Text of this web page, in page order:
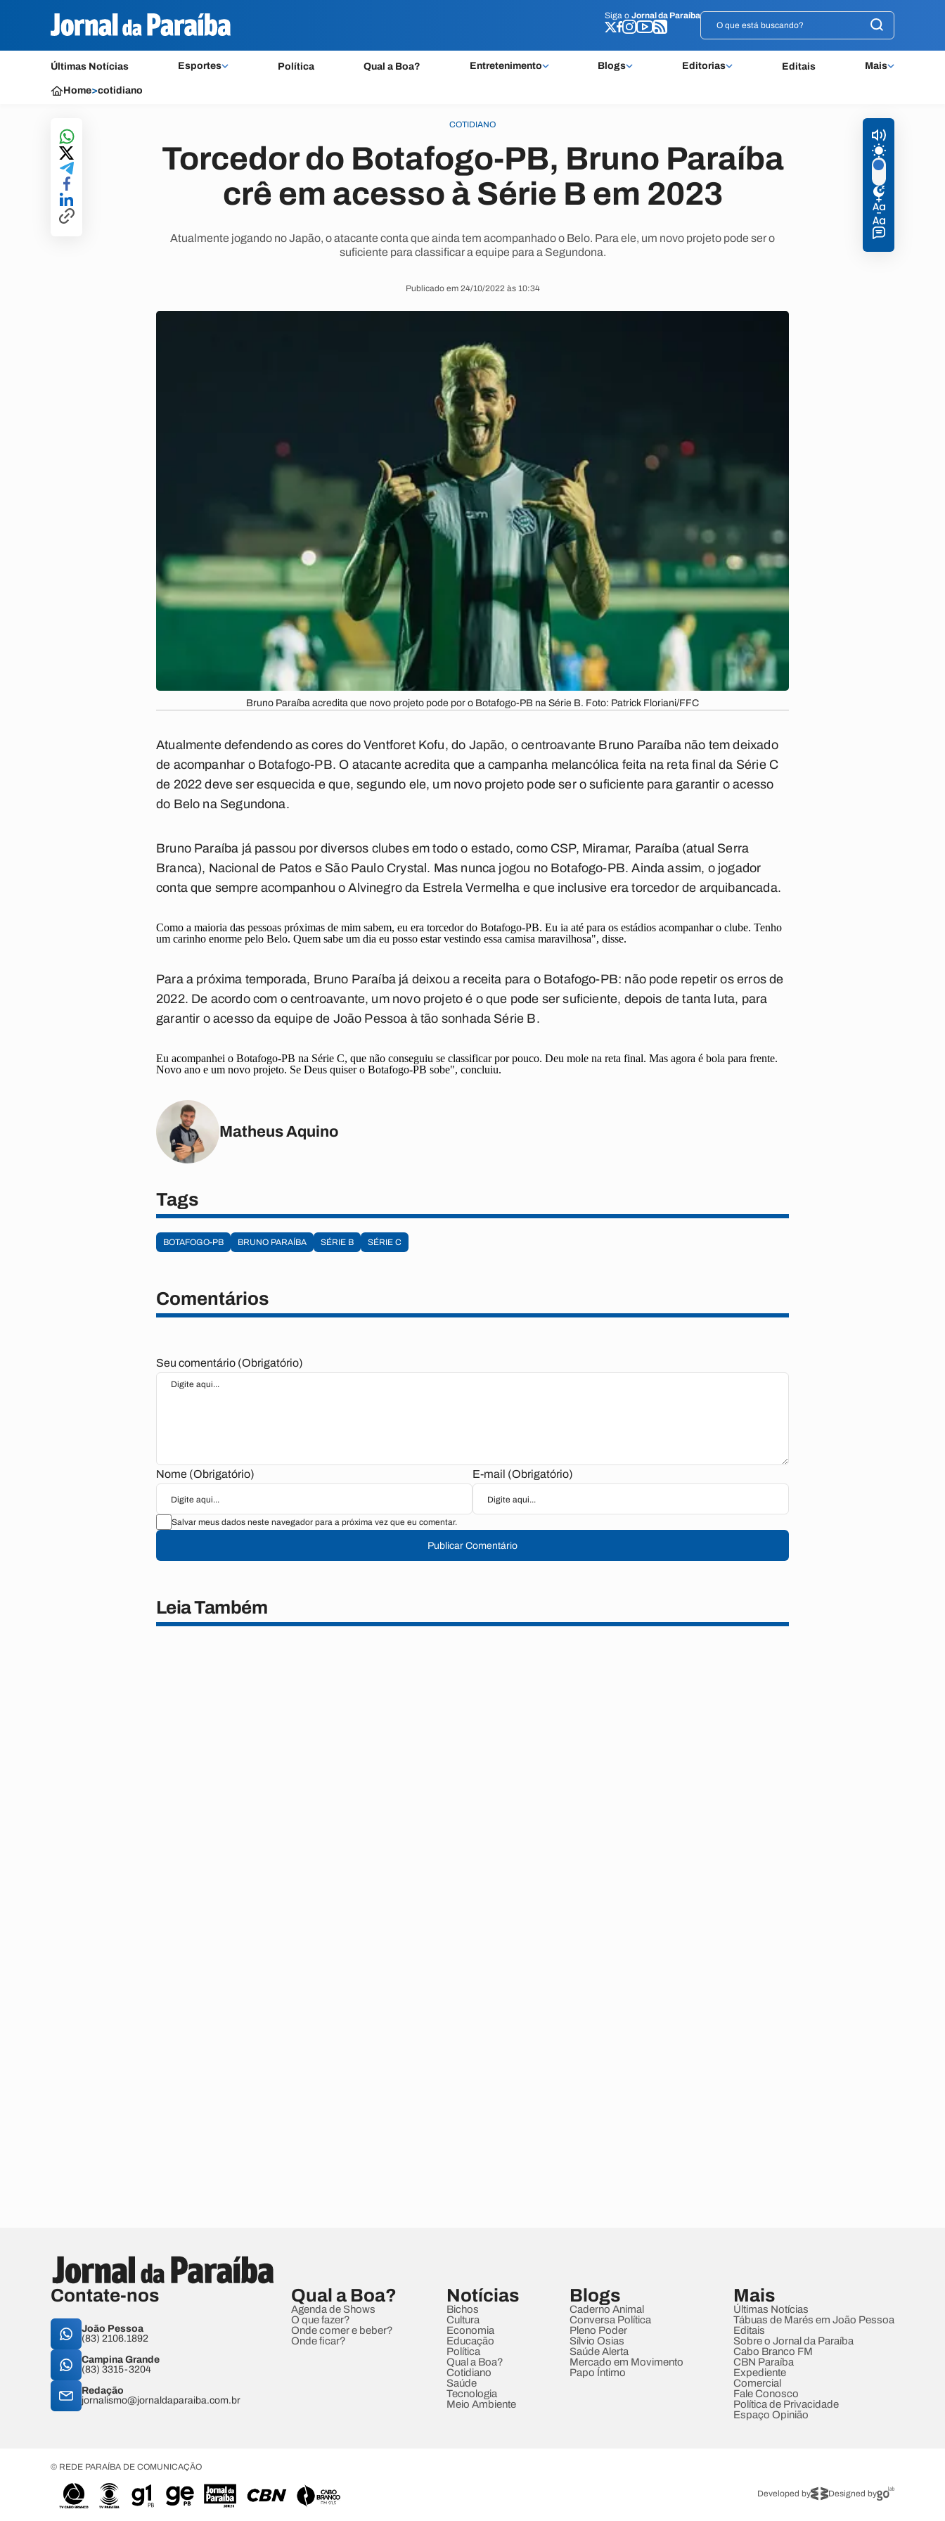
Siga o Jornal da Paraíba
Últimas Notícias Esportes Política Qual a Boa? Entretenimento Blogs Editorias Editais Mais
Siga o Jornal da Paraíba
Home>cotidiano
COTIDIANO
Torcedor do Botafogo-PB, Bruno Paraíba
crê em acesso à Série B em 2023
Atualmente jogando no Japão, o atacante conta que ainda tem acompanhado o Belo. Para ele, um novo projeto pode ser o
suficiente para classificar a equipe para a Segundona.
Publicado em 24/10/2022 às 10:34
Bruno Paraíba acredita que novo projeto pode por o Botafogo-PB na Série B. Foto: Patrick Floriani/FFC
Atualmente defendendo as cores do Ventforet Kofu, do Japão, o centroavante Bruno Paraíba não tem deixado
de acompanhar o Botafogo-PB. O atacante acredita que a campanha melancólica feita na reta final da Série C
de 2022 deve ser esquecida e que, segundo ele, um novo projeto pode ser o suficiente para garantir o acesso
do Belo na Segundona.
Bruno Paraíba já passou por diversos clubes em todo o estado, como CSP, Miramar, Paraíba (atual Serra
Branca), Nacional de Patos e São Paulo Crystal. Mas nunca jogou no Botafogo-PB. Ainda assim, o jogador
conta que sempre acompanhou o Alvinegro da Estrela Vermelha e que inclusive era torcedor de arquibancada.
Como a maioria das pessoas próximas de mim sabem, eu era torcedor do Botafogo-PB. Eu ia até para os estádios acompanhar o clube. Tenho
um carinho enorme pelo Belo. Quem sabe um dia eu posso estar vestindo essa camisa maravilhosa", disse.
Para a próxima temporada, Bruno Paraíba já deixou a receita para o Botafogo-PB: não pode repetir os erros de
2022. De acordo com o centroavante, um novo projeto é o que pode ser suficiente, depois de tanta luta, para
garantir o acesso da equipe de João Pessoa à tão sonhada Série B.
Eu acompanhei o Botafogo-PB na Série C, que não conseguiu se classificar por pouco. Deu mole na reta final. Mas agora é bola para frente.
Novo ano e um novo projeto. Se Deus quiser o Botafogo-PB sobe", concluiu.
Matheus Aquino
Tags
BOTAFOGO-PB BRUNO PARAÍBA SÉRIE B SÉRIE C
Comentários
Seu comentário (Obrigatório)
Nome (Obrigatório) E-mail (Obrigatório)
Salvar meus dados neste navegador para a próxima vez que eu comentar.
Publicar Comentário
Leia Também
Contate-nos
João Pessoa
(83) 2106.1892
Campina Grande
(83) 3315-3204
Redação
jornalismo@jornaldaparaiba.com.br
Qual a Boa?
Agenda de Shows
O que fazer?
Onde comer e beber?
Onde ficar?
Notícias
Bichos
Cultura
Economia
Educação
Política
Qual a Boa?
Cotidiano
Saúde
Tecnologia
Meio Ambiente
Blogs
Caderno Animal
Conversa Política
Pleno Poder
Sílvio Osias
Saúde Alerta
Mercado em Movimento
Papo Íntimo
Mais
Últimas Notícias
Tábuas de Marés em João Pessoa
Editais
Sobre o Jornal da Paraíba
Cabo Branco FM
CBN Paraíba
Expediente
Comercial
Fale Conosco
Política de Privacidade
Espaço Opinião
© REDE PARAÍBA DE COMUNICAÇÃO
Developed by Designed by